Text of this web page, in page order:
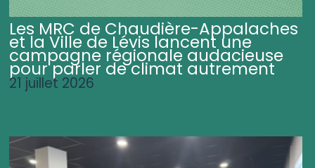
Les MRC de Chaudière-Appalaches
et la Ville de Lévis lancent une
campagne régionale audacieuse
pour parler de climat autrement
21 juillet 2026